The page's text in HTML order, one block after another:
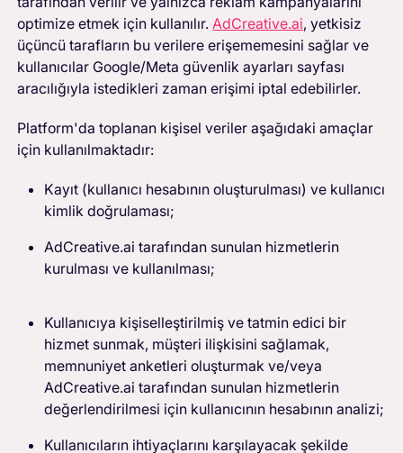
optimize etmek için kullanılır. AdCreative.ai, yetkisiz
üçüncü tarafların bu verilere erişememesini sağlar ve
kullanıcılar Google/Meta güvenlik ayarları sayfası
aracılığıyla istedikleri zaman erişimi iptal edebilirler.
Platform'da toplanan kişisel veriler aşağıdaki amaçlar
için kullanılmaktadır:
Kayıt (kullanıcı hesabının oluşturulması) ve kullanıcı
kimlik doğrulaması;
AdCreative.ai tarafından sunulan hizmetlerin
kurulması ve kullanılması;
Kullanıcıya kişiselleştirilmiş ve tatmin edici bir
hizmet sunmak, müşteri ilişkisini sağlamak,
memnuniyet anketleri oluşturmak ve/veya
AdCreative.ai tarafından sunulan hizmetlerin
değerlendirilmesi için kullanıcının hesabının analizi;
Kullanıcıların ihtiyaçlarını karşılayacak şekilde